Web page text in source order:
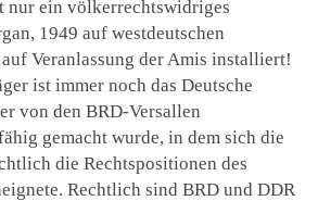
nur ein völkerrechtswidriges
1949 auf westdeutschen
Veranlassung der Amis installiert!
ist immer noch das Deutsche
von den BRD-Versallen
gemacht wurde, in dem sich die
die Rechtspositionen des
Rechtlich sind BRD und DDR